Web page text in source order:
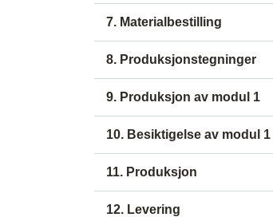
7. Materialbestilling
8. Produksjonstegninger
9. Produksjon av modul 1
10. Besiktigelse av modul
11. Produksjon
12. Levering